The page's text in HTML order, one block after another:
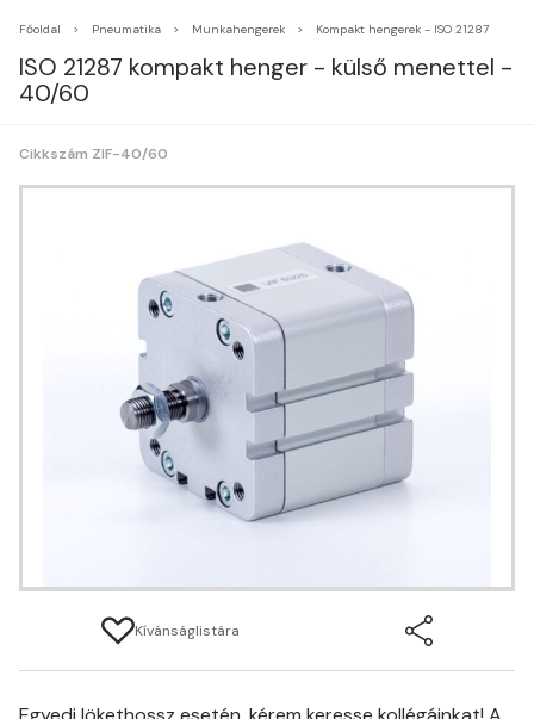
Főoldal Pneumatika Munkahengerek Kompakt hengerek - ISO 21287
ISO 21287 kompakt henger - külső menettel -
40/60
Cikkszám ZIF-40/60
Kívánságlistára